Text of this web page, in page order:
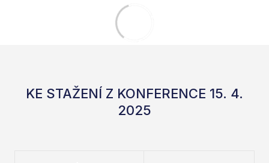
KE STAŽENÍ Z KONFERENCE 15. 4.
2025